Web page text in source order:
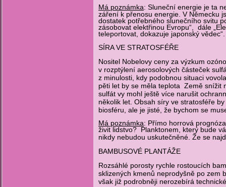
Má poznámka: Sluneční energie je ta
záření k přenosu energie. V Německu
dostatek potřebného slunečního svitu
zásobovat elektřinou Evropu“, dále „
teleportovat, dokazuje japonský vědec“.
SÍRA VE STRATOSFÉŘE
Nositel Nobelovy ceny za výzkum
v rozptýlení aerosolových částeček
z minulosti, kdy podobnou situaci
pěti let by se měla teplota Země snížit
sulfát vy mohl ještě více narušit
několik let. Obsah síry ve stratosféře
biosféru, ale je jisté, že bychom se
Má poznámka: Přímo horrová
živit lidstvo? Planktonem, který bude
nikdy nebudou uskutečněné. Že se
BAMBUSOVÉ PLANTÁŽE
Rozsáhlé porosty rychle rostoucích
sklizených kmenů neprodyšně po zem
však již podrobněji nerozebírá